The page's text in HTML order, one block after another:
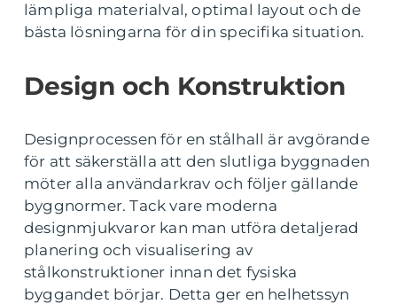
lämpliga materialval, optimal layout och de
bästa lösningarna för din specifika situation.
Design och Konstruktion
Designprocessen för en stålhall är avgörande
för att säkerställa att den slutliga byggnaden
möter alla användarkrav och följer gällande
byggnormer. Tack vare moderna
designmjukvaror kan man utföra detaljerad
planering och visualisering av
stålkonstruktioner innan det fysiska
byggandet börjar. Detta ger en helhetssyn